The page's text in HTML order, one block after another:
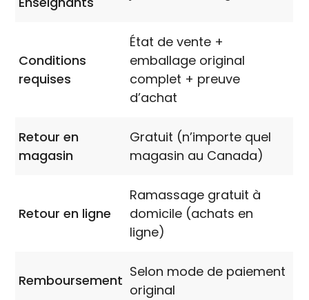
Conditions
requises
État de vente +
emballage original
complet + preuve
d’achat
Retour en
magasin
Gratuit (n’importe quel
magasin au Canada)
Retour en ligne
Ramassage gratuit à
domicile (achats en
ligne)
Remboursement
Selon mode de paiement
original